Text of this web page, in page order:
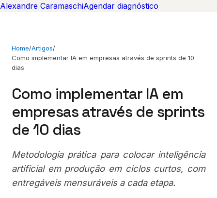
Alexandre CaramaschiAgendar diagnóstico
Home/Artigos/
Como implementar IA em empresas através de sprints de 10
dias
Como implementar IA em
empresas através de sprints
de 10 dias
Metodologia prática para colocar inteligência
artificial em produção em ciclos curtos, com
entregáveis mensuráveis a cada etapa.